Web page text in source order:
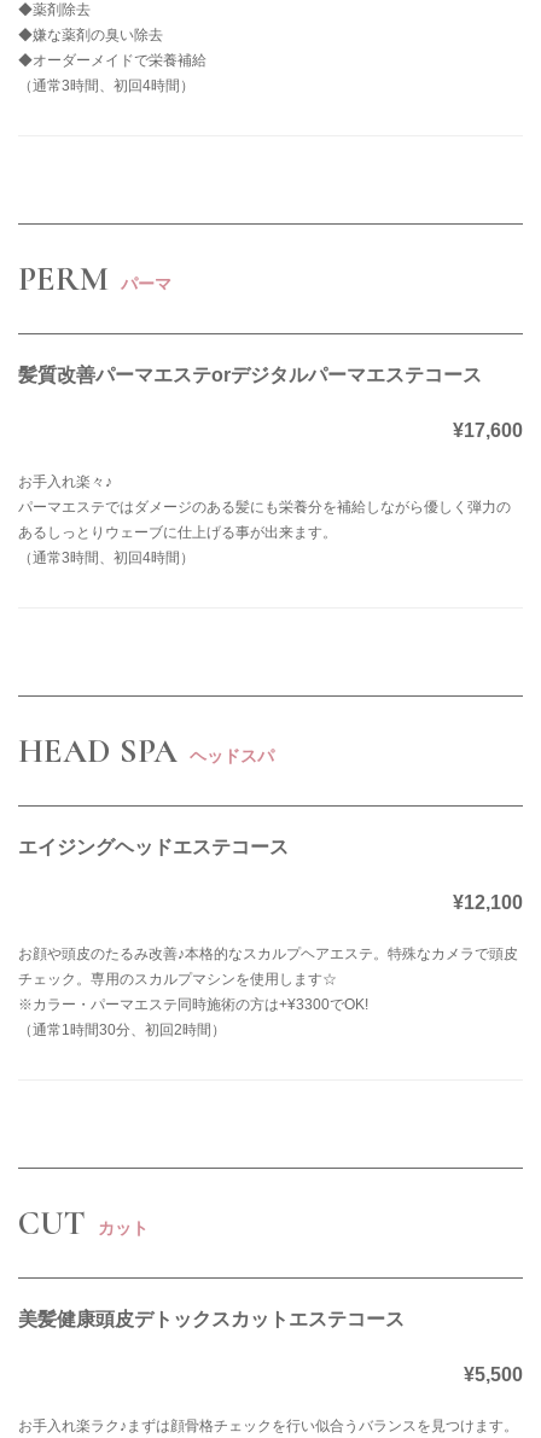
◆薬剤除去
◆嫌な薬剤の臭い除去
◆オーダーメイドで栄養補給
（通常3時間、初回4時間）
PERM パーマ
髪質改善パーマエステorデジタルパーマエステコース
¥17,600
お手入れ楽々♪
パーマエステではダメージのある髪にも栄養分を補給しながら優しく弾力の
あるしっとりウェーブに仕上げる事が出来ます。
（通常3時間、初回4時間）
HEAD SPA ヘッドスパ
エイジングヘッドエステコース
¥12,100
お顔や頭皮のたるみ改善♪本格的なスカルプヘアエステ。特殊なカメラで頭皮
チェック。専用のスカルプマシンを使用します☆
※カラー・パーマエステ同時施術の方は+¥3300でOK!
（通常1時間30分、初回2時間）
CUT カット
美髪健康頭皮デトックスカットエステコース
¥5,500
お手入れ楽ラク♪まずは顔骨格チェックを行い似合うバランスを見つけます。